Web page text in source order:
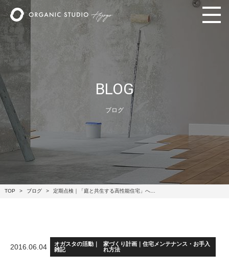
BLOG
ブログ
TOP ブログ 定期点検｜「庭と共生する高性能住宅」へ…
2016.06.04
オガスタの活動｜
雑記
家づくり計画｜住宅メンテナンス・お手入
れ方法